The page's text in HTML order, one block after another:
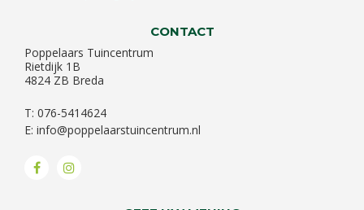
CONTACT
Poppelaars Tuincentrum
Rietdijk 1B
4824 ZB Breda
T: 076-5414624
E: info@poppelaarstuincentrum.nl